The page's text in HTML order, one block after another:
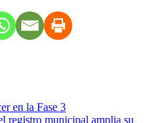
en la Fase 3
registro municipal amplia su